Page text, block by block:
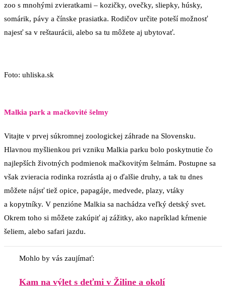
zoo s mnohými zvieratkami – kozičky, ovečky, sliepky, húsky,
somárik, pávy a čínske prasiatka. Rodičov určite poteší možnosť
najesť sa v reštaurácii, alebo sa tu môžete aj ubytovať.
Foto: uhliska.sk
Malkia park a mačkovité šelmy
Vitajte v prvej súkromnej zoologickej záhrade na Slovensku.
Hlavnou myšlienkou pri vzniku Malkia parku bolo poskytnutie čo
najlepších životných podmienok mačkovitým šelmám. Postupne sa
však zvieracia rodinka rozrástla aj o ďalšie druhy, a tak tu dnes
môžete nájsť tiež opice, papagáje, medvede, plazy, vtáky
a kopytníky. V penzióne Malkia sa nachádza veľký detský svet.
Okrem toho si môžete zakúpiť aj zážitky, ako napríklad kŕmenie
šeliem, alebo safari jazdu.
Mohlo by vás zaujímať:
Kam na výlet s deťmi v Žiline a okolí